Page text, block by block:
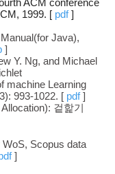
ACM conference
1999. [ pdf]
Java),
]
Y. Ng, and Michael
machine Learning
993-1022. [ pdf]
겉핥기
Scopus data
]